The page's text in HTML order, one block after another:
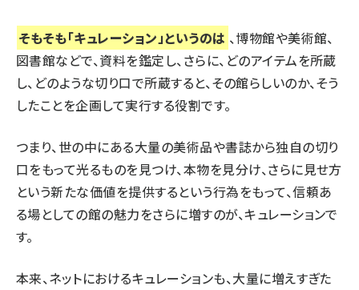
そもそも「キュレーション」というのは 、博物館や美術館、
図書館などで、資料を鑑定し、さらに、どのアイテムを所蔵
し、どのような切り口で所蔵すると、その館らしいのか、そう
したことを企画して実行する役割です。
つまり、世の中にある大量の美術品や書誌から独自の切り
口をもって光るものを見つけ、本物を見分け、さらに見せ方
という新たな価値を提供するという行為をもって、信頼あ
る場としての館の魅力をさらに増すのが、キュレーションで
す。
本来、ネットにおけるキュレーションも、大量に増えすぎた